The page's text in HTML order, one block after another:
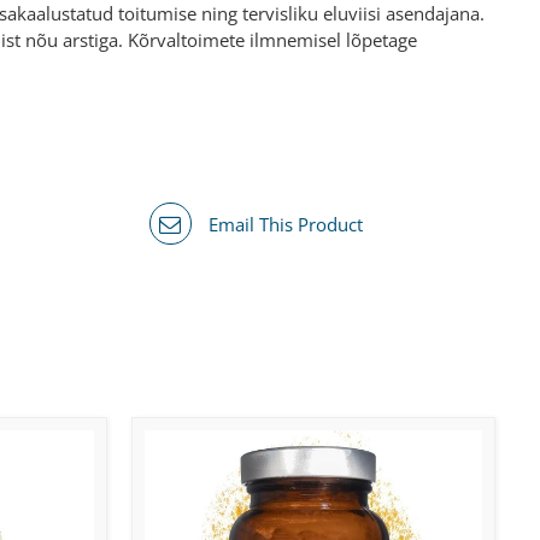
toitumise ning tervisliku eluviisi asendajana.
nõu arstiga. Kõrvaltoimete ilmnemisel lõpetage
Email This Product